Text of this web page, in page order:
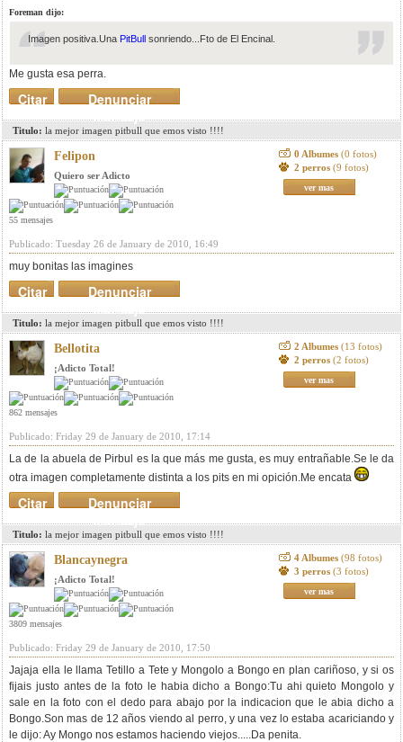
Foreman dijo:
Imagen positiva.Una PitBull sonriendo... Fto de El Encinal.
Me gusta esa perra.
Denunciar
mensaje
Citar
Titulo: la mejor imagen pitbull que emos visto !!!!
Felipon
Quiero ser Adicto
55 mensajes
0 Albumes (0 fotos)
2 perros (9 fotos)
ver mas
Publicado: Tuesday 26 de January de 2010, 16:49
muy bonitas las imagines
Denunciar
mensaje
Citar
Titulo: la mejor imagen pitbull que emos visto !!!!
Bellotita
¡Adicto Total!
862 mensajes
2 Albumes (13 fotos)
2 perros (2 fotos)
ver mas
Publicado: Friday 29 de January de 2010, 17:14
La de la abuela de Pirbul es la que más me gusta, es muy entrañable.Se le da
otra imagen completamente distinta a los pits en mi opición.Me encata
Denunciar
mensaje
Citar
Titulo: la mejor imagen pitbull que emos visto !!!!
Blancaynegra
¡Adicto Total!
3809 mensajes
4 Albumes (98 fotos)
3 perros (3 fotos)
ver mas
Publicado: Friday 29 de January de 2010, 17:50
Jajaja ella le llama Tetillo a Tete y Mongolo a Bongo en plan cariñoso, y si os
fijais justo antes de la foto le habia dicho a Bongo:Tu ahi quieto Mongolo y
sale en la foto con el dedo para abajo por la indicacion que le abia dicho a
Bongo.Son mas de 12 años viendo al perro, y una vez lo estaba acariciando y
le dijo: Ay Mongo nos estamos haciendo viejos.....Da penita.